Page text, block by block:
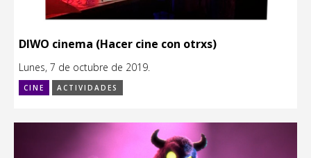
DIWO cinema (Hacer cine con otrxs)
Lunes, 7 de octubre de 2019.
CINE ACTIVIDADES